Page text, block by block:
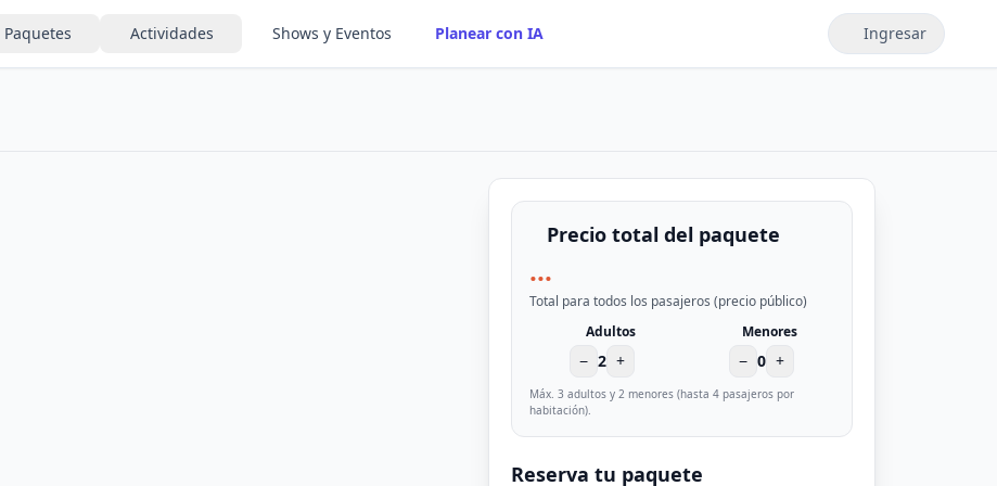
Paquetes Actividades Shows y Eventos Planear con IA Ingresar
Precio total del paquete
...
Total para todos los pasajeros (precio público)
Adultos
− 2 +
Menores
− 0 +
Máx. 3 adultos y 2 menores (hasta 4 pasajeros por
habitación).
Reserva tu paquete